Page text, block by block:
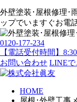
外壁塗装･屋根修理･
ップでいますぐお電
0120-177-234
【電話受付時間】
お問い合わせ LINEで
HOME